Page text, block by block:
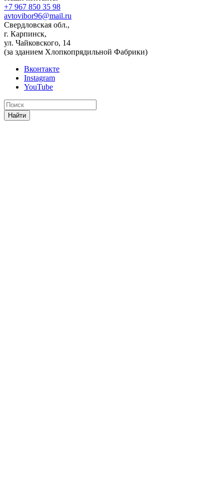
+7 967 850 35 98
avtovibor96@mail.ru
Свердловская обл.,
г. Карпинск,
ул. Чайковского, 14
(за зданием Хлопкопрядильной Фабрики)
Вконтакте
Instagram
YouTube
Найти